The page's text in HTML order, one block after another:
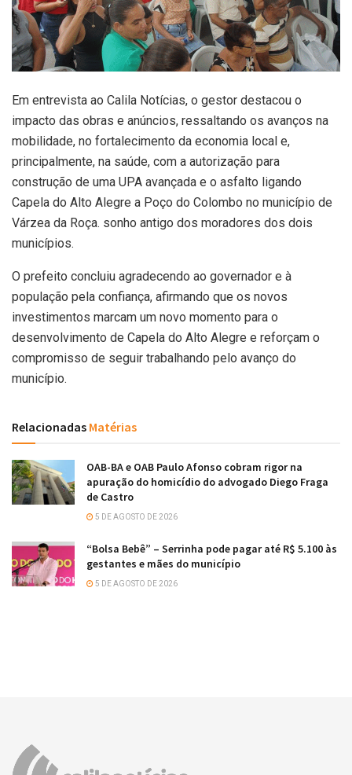
Em entrevista ao Calila Notícias, o gestor destacou o
impacto das obras e anúncios, ressaltando os avanços na
mobilidade, no fortalecimento da economia local e,
principalmente, na saúde, com a autorização para
construção de uma UPA avançada e o asfalto ligando
Capela do Alto Alegre a Poço do Colombo no município de
Várzea da Roça. sonho antigo dos moradores dos dois
municípios.
O prefeito concluiu agradecendo ao governador e à
população pela confiança, afirmando que os novos
investimentos marcam um novo momento para o
desenvolvimento de Capela do Alto Alegre e reforçam o
compromisso de seguir trabalhando pelo avanço do
município.
Relacionadas Matérias
OAB-BA e OAB Paulo Afonso cobram rigor na
apuração do homicídio do advogado Diego Fraga
de Castro
5 DE AGOSTO DE 2026
“Bolsa Bebê” – Serrinha pode pagar até R$ 5.100 às
gestantes e mães do município
5 DE AGOSTO DE 2026